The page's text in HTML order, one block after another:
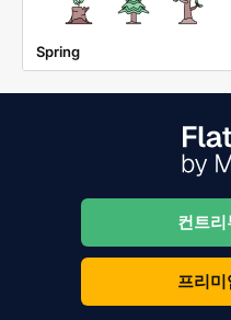
Spring
컨트
프리